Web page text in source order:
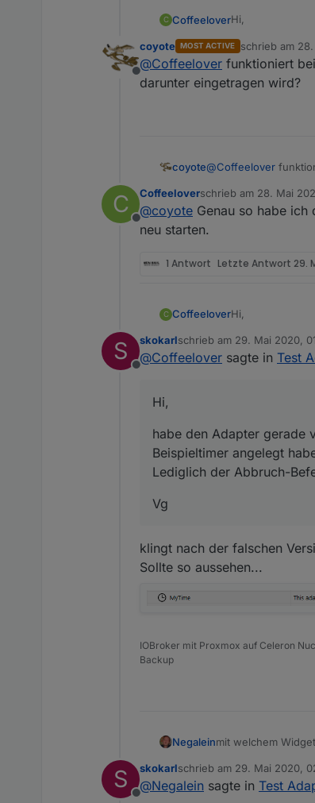
C CoffeeloverHi,
habe den
angelegt habe,
Befehl
Vg
Offline
coyote MOST ACTIVE schrieb am
zuletzt editiert
@Coffeelover funktioniert
darunter eingetragen wird?
coyote@Coffeelover
C
Offline
Coffeeloverschrieb am 28. Mai
zuletzt editiert von
@coyote Genau so habe
neu starten.
1 Antwort Letzte Antwort 29.
C CoffeeloverHi,
habe den
angelegt habe,
S
Offline
skokarlschrieb am 29. Mai 2020,
zuletzt editiert von
@Coffeelover sagte in Test
Hi,
habe den Adapter gerade
Beispieltimer angelegt
Lediglich der Abbruch-
Vg
klingt nach der falschen
Sollte so aussehen...
IOBroker mit Proxmox auf Celeron Nuc
Backup
Negaleinmit welchem
Mit jqui - ctrl -
S skokarlschrieb am 29. Mai 2020,
zuletzt editiert von skokarl
@Negalein sagte in Test